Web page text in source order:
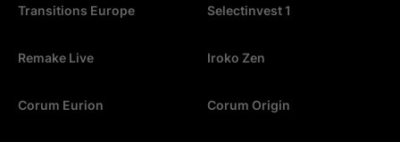
Transitions Europe Selectinvest 1
Remake Live Iroko Zen
Corum Eurion Corum Origin